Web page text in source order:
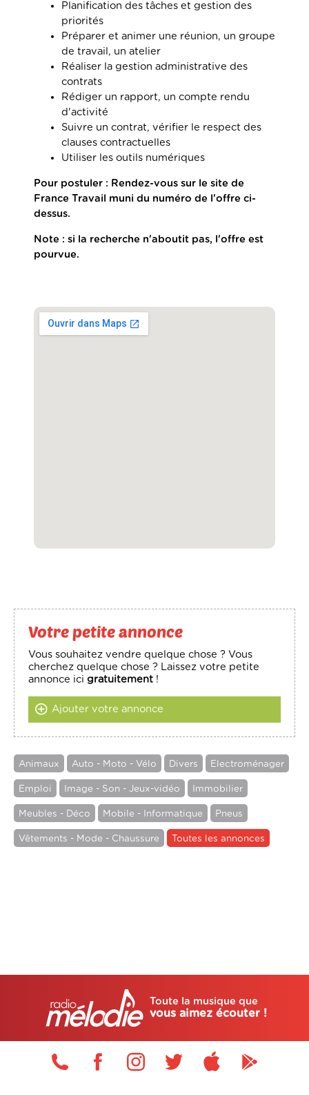
Planification des tâches et gestion des
priorités
Préparer et animer une réunion, un groupe
de travail, un atelier
Réaliser la gestion administrative des
contrats
Rédiger un rapport, un compte rendu
d'activité
Suivre un contrat, vérifier le respect des
clauses contractuelles
Utiliser les outils numériques
Pour postuler : Rendez-vous sur le site de
France Travail muni du numéro de l'offre ci-
dessus.
Note : si la recherche n'aboutit pas, l'offre est
pourvue.
Votre petite annonce
Vous souhaitez vendre quelque chose ? Vous
cherchez quelque chose ? Laissez votre petite
annonce icigratuitement !
Ajouter votre annonce
Animaux Auto - Moto - Vélo Divers Electroménager
Emploi Image - Son - Jeux-vidéo Immobilier
Meubles - Déco Mobile - Informatique Pneus
Vêtements - Mode - Chaussure Toutes les annonces
Toute la musique que
vous aimez écouter !